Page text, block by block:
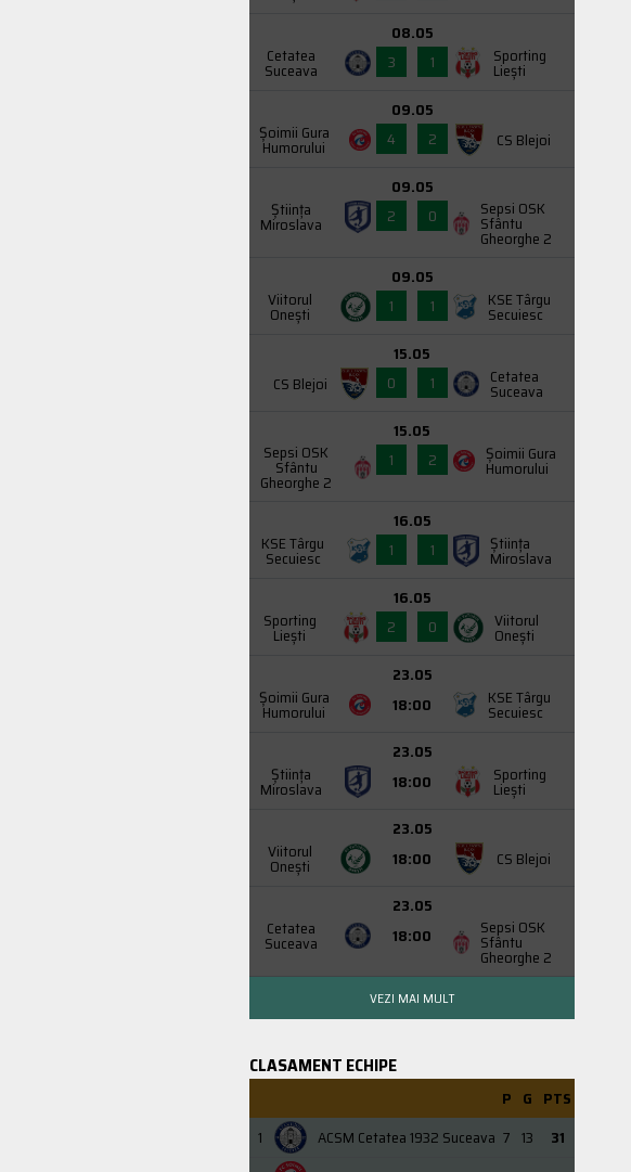
Cetatea
Suceava
08.05
3
1 Sporting
Liești
Şoimii Gura
Humorului
09.05
4
2 CS Blejoi
Știința
Miroslava
09.05
2
0 Sepsi OSK
Sfântu
Gheorghe 2
Viitorul
Onești
09.05
1
1 KSE Târgu
Secuiesc
CS Blejoi
15.05
0
1 Cetatea
Suceava
Sepsi OSK
Sfântu
Gheorghe 2
15.05
1
2 Şoimii Gura
Humorului
KSE Târgu
Secuiesc
16.05
1
1 Știința
Miroslava
Sporting
Liești
16.05
2
0 Viitorul
Onești
Şoimii Gura
Humorului
23.05
18:00
KSE Târgu
Secuiesc
Știința
Miroslava
23.05
18:00
Sporting
Liești
Viitorul
Onești
23.05
18:00
CS Blejoi
Cetatea
Suceava
23.05
18:00
Sepsi OSK
Sfântu
Gheorghe 2
VEZI MAI MULT
CLASAMENT ECHIPE
P G PTS
1
ACSM Cetatea 1932 Suceava 7 13
31